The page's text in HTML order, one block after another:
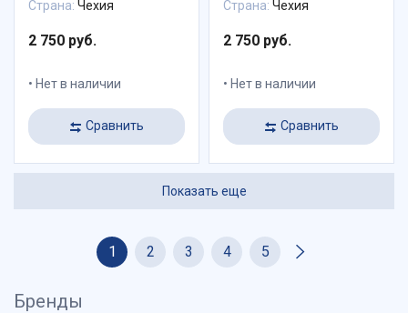
Страна: Чехия
2 750 руб.
Нет в наличии
Сравнить
Страна: Чехия
2 750 руб.
Нет в наличии
Сравнить
Показать еще
1 2 3 4 5
Бренды